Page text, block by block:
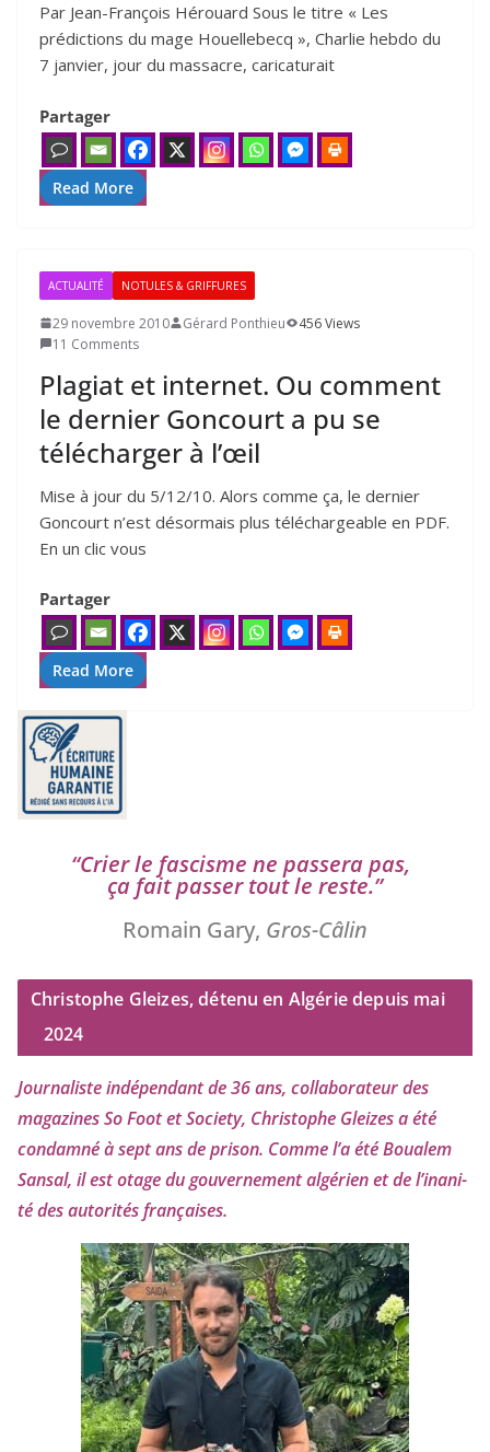
Par Jean-François Hérouard Sous le titre « Les
prédictions du mage Houellebecq », Charlie hebdo du
7 janvier, jour du massacre, caricaturait
Partager
Read More
ACTUALITÉ NOTULES & GRIFFURES
29 novembre 2010 Gérard Ponthieu
456 Views
11 Comments
Plagiat et internet. Ou comment
le dernier Goncourt a pu se
télécharger à l’œil
Mise à jour du 5/​12/​10. Alors comme ça, le der­nier
Goncourt n’est désor­mais plus télé­char­geable en PDF.
En un clic vous
Partager
Read More
“Crier le fas­cisme ne pas­se­ra pas,
ça fait pas­ser tout le reste.”
Romain Gary, Gros-Câlin
Christophe Gleizes, détenu en Algérie depuis mai
2024
Journaliste indé­pen­dant de36ans, col­la­bo­ra­teur des
maga­zines So Foot et Society, Christophe Gleizesa été
condam­né à sept ans de pri­son. Comme l’a été Boualem
Sansal, il est otage du gou­ver­ne­ment algé­rien et de l’i­na­ni­
té des auto­ri­tés françaises.